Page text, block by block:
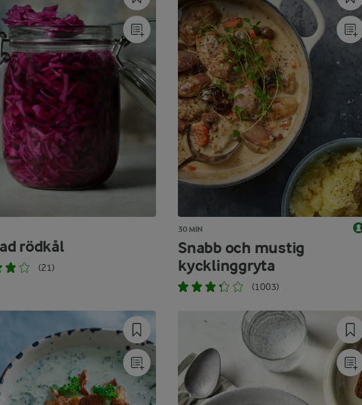
rödkål
(21)
30 MIN
Snabb och mustig
kycklinggryta
(1003)